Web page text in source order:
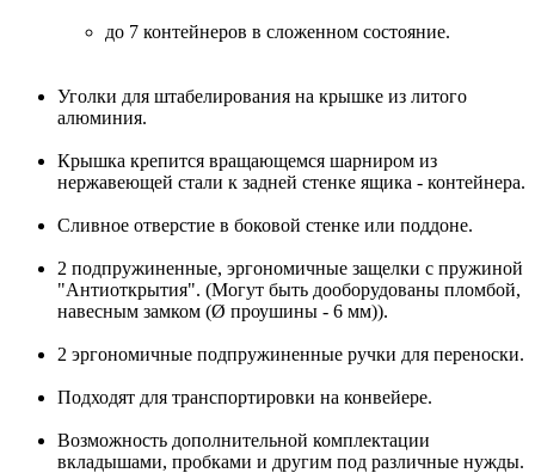
до 7 контейнеров в сложенном состояние.
Уголки для штабелирования на крышке из литого
алюминия.
Крышка крепится вращающемся шарниром из
нержавеющей стали к задней стенке ящика - контейнера.
Сливное отверстие в боковой стенке или поддоне.
2 подпружиненные, эргономичные защелки с пружиной
"Антиоткрытия". (Могут быть дооборудованы пломбой,
навесным замком (Ø проушины - 6 мм)).
2 эргономичные подпружиненные ручки для переноски.
Подходят для транспортировки на конвейере.
Возможность дополнительной комплектации
вкладышами, пробками и другим под различные нужды.